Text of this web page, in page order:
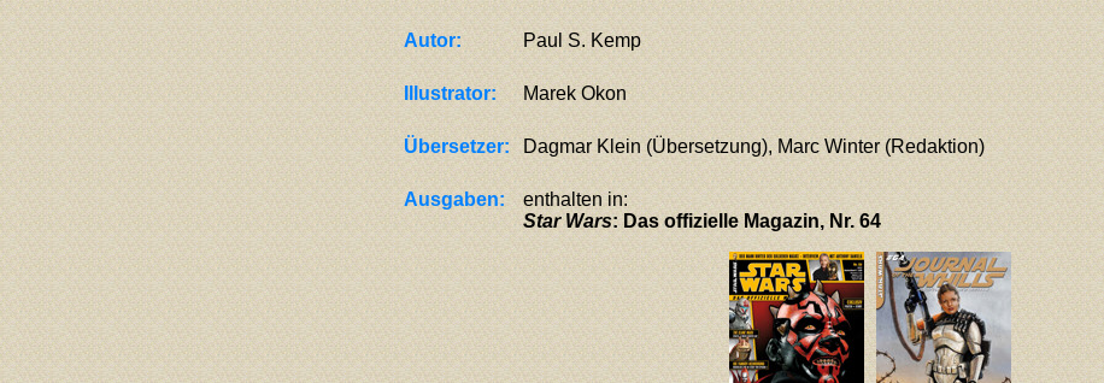
Autor: Paul S. Kemp
Illustrator: Marek Okon
Übersetzer: Dagmar Klein(Übersetzung), Marc Winter (Redaktion)
Ausgaben:
enthalten in:
Star Wars: Das offizielle Magazin, Nr. 64